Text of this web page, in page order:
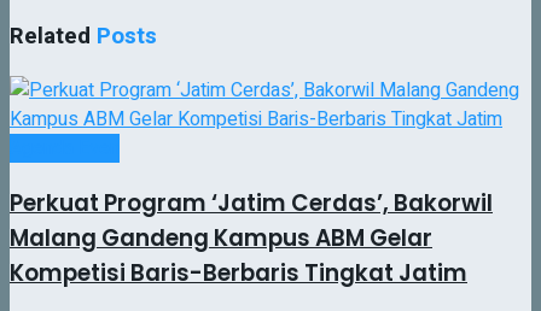
Related Posts
Perkuat Program ‘Jatim Cerdas’, Bakorwil
Malang Gandeng Kampus ABM Gelar
Kompetisi Baris-Berbaris Tingkat Jatim